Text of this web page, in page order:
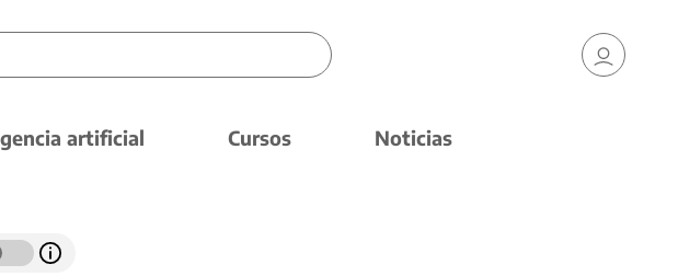
artificial Cursos Noticias